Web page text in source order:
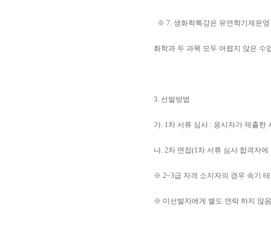
※ 7. 생화학특강은 유연학기제운영
화학과 두 과목 모두 어렵지 않은 수
3. 선발방법
가. 1차 서류 심사 : 응시자가 제출한
나. 2차 면접(1차 서류 심사 합격자
※ 2~3급 자격 소지자의 경우 속기
※ 미선발자에게 별도 연락 하지 않음